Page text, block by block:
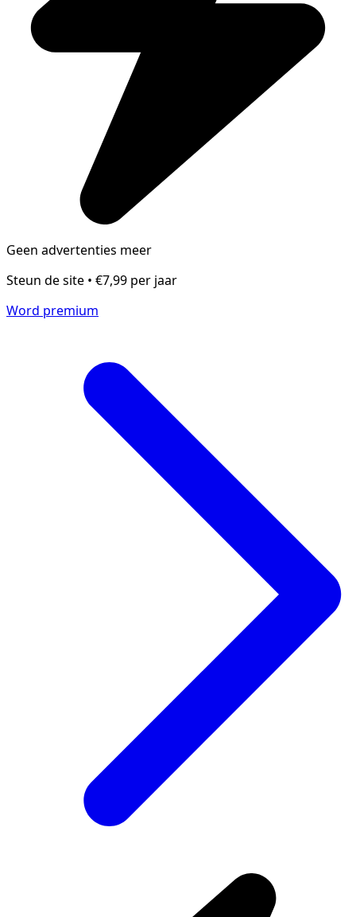
Geen advertenties meer
Steun de site • €7,99 per jaar
Word premium